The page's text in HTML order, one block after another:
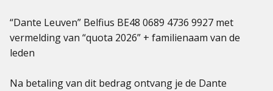
“Dante Leuven” Belfius BE48 0689 4736 9927 met
vermelding van “quota 2026” + familienaam van de
leden
Na betaling van dit bedrag ontvang je de Dante